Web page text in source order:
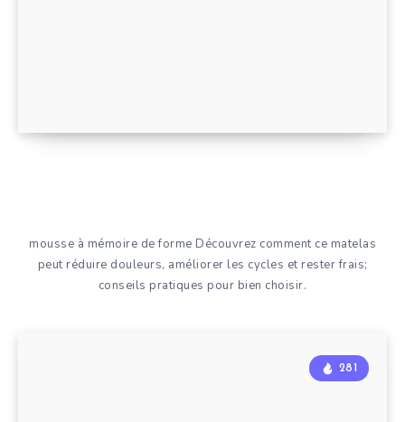
mousse à mémoire de forme Découvrez comment ce matelas
peut réduire douleurs, améliorer les cycles et rester frais;
conseils pratiques pour bien choisir.
281